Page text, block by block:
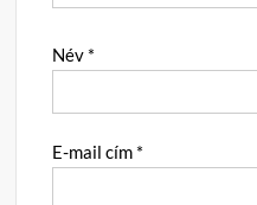
Név *
E-mail cím *